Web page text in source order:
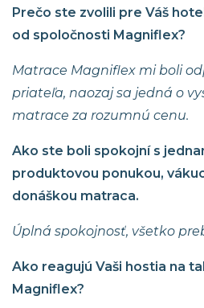
Prečo ste zvolili pre Váš
od spoločnosti Magniflex?
Matrace Magniflex mi boli
priateľa, naozaj sa jedná o
matrace za rozumnú cenu.
Ako ste boli spokojní s
produktovou ponukou,
donáškou matraca.
Úplná spokojnosť, všetko
Ako reagujú Vaši hostia na
Magniflex?